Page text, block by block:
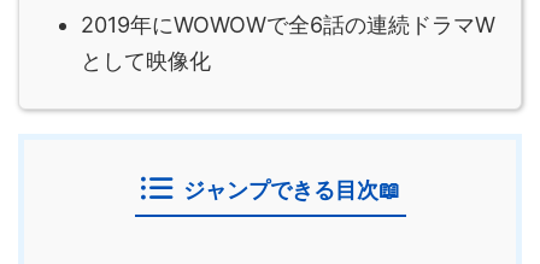
2019年にWOWOWで全6話の連続ドラマW
として映像化
ジャンプできる目次📖